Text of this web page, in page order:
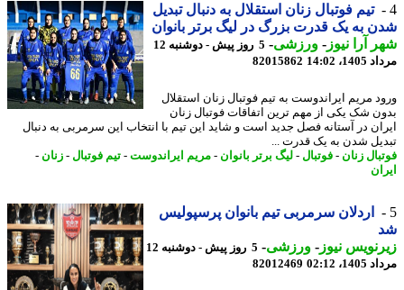
تیم فوتبال زنان استقلال به دنبال تبدیل
به یک قدرت بزرگ در لیگ برتر بانوان
آرا نیوز-ورزشی-
5 روز پیش - دوشنبه 12
14:02
82015862
مریم ایراندوست به تیم فوتبال زنان استقلال
شک یکی از مهم ترین اتفاقات فوتبال زنان
در آستانه فصل جدید است و شاید این تیم با انتخاب این سرمربی به دنبال
شدن به یک قدرت ...
زنان -فوتبال-لیگ برتر بانوان- مریم ایراندوست-تیم فوتبال-زنان -
اردلان سرمربی تیم بانوان پرسپولیس
نیوز-ورزشی-
5 روز پیش - دوشنبه 12
02:12
82012469